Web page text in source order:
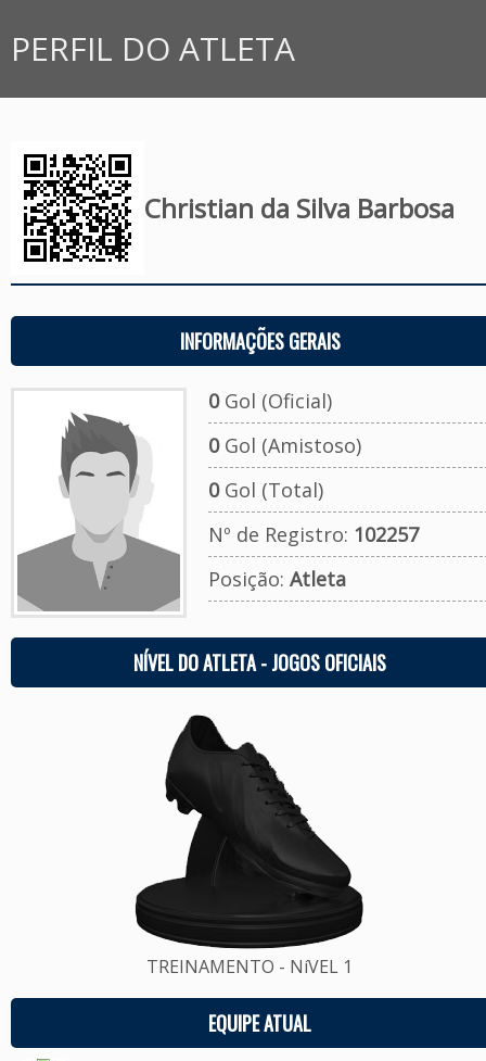
PERFIL DO ATLETA
Christian da Silva Barbosa
INFORMAÇÕES GERAIS
0Gol (Oficial)
0Gol (Amistoso)
0Gol (Total)
Nº de Registro: 102257
Posição: Atleta
NÍVEL DO ATLETA - JOGOS OFICIAIS
TREINAMENTO - NíVEL 1
EQUIPE ATUAL